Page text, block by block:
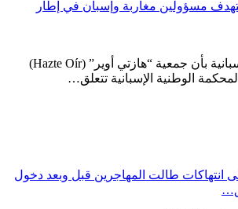
مسؤولين مغاربة وإسبان في إطار
أفادت وسائل إعلام إسبانية بأن جمعية “هازتي أوير” (Hazte Oír)
الوطنية الإسبانية تتعلق…
انتهاكات طالت المهاجرين قبل وبعد دخول